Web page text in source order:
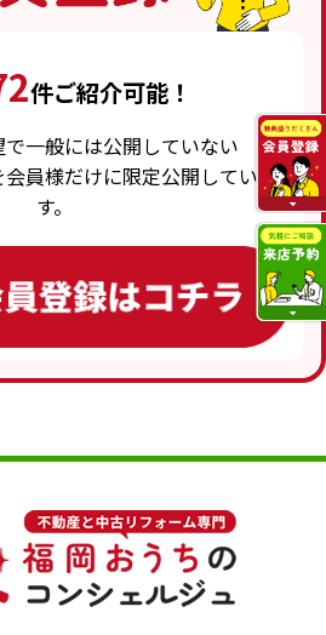
件ご紹介可能！
一般には公開していない
会員様だけに限定公開していま
す。